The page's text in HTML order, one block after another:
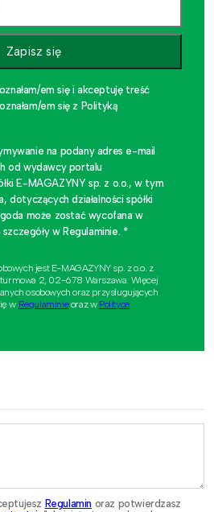
Zapisz się
em się i akceptuję treść
em się z Polityką
na podany adres e-mail
od wydawcy portalu
E-MAGAZYNY sp. z o.o., w tym
działalności spółki
może zostać wycofana w
w Regulaminie. *
jest E-MAGAZYNY sp. z o.o. z
2, 02-678 Warszawa. Więcej
osobowych oraz przysługujących
w Regulaminieoraz w Polityce
Regulamin oraz potwierdzasz